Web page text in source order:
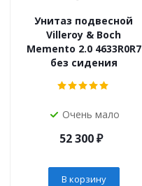
Унитаз подвесной
Villeroy & Boch
Memento 2.0 4633R0R7
без сидения
Очень мало
52 300₽
В корзину